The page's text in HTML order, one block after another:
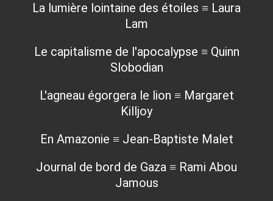
La lumière lointaine des étoiles ≡ Laura
Lam
Le capitalisme de l'apocalypse ≡ Quinn
Slobodian
L'agneau égorgera le lion ≡ Margaret
Killjoy
En Amazonie ≡ Jean-Baptiste Malet
Journal de bord de Gaza ≡ Rami Abou
Jamous